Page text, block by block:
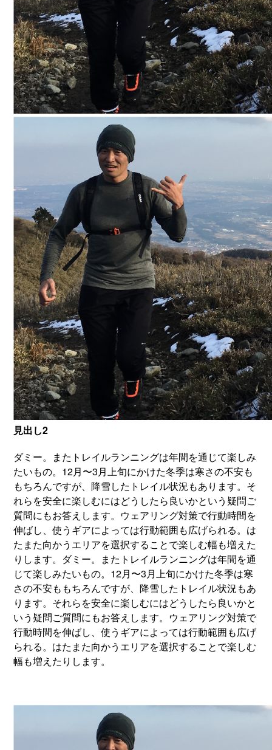
見出し2
ダミー。またトレイルランニングは年間を通じて楽しみ
たいもの。12月〜3月上旬にかけた冬季は寒さの不安も
もちろんですが、降雪したトレイル状況もあります。そ
れらを安全に楽しむにはどうしたら良いかという疑問ご
質問にもお答えします。ウェアリング対策で行動時間を
伸ばし、使うギアによっては行動範囲も広げられる。は
たまた向かうエリアを選択することで楽しむ幅も増えた
りします。ダミー。またトレイルランニングは年間を通
じて楽しみたいもの。12月〜3月上旬にかけた冬季は寒
さの不安ももちろんですが、降雪したトレイル状況もあ
ります。それらを安全に楽しむにはどうしたら良いかと
いう疑問ご質問にもお答えします。ウェアリング対策で
行動時間を伸ばし、使うギアによっては行動範囲も広げ
られる。はたまた向かうエリアを選択することで楽しむ
幅も増えたりします。